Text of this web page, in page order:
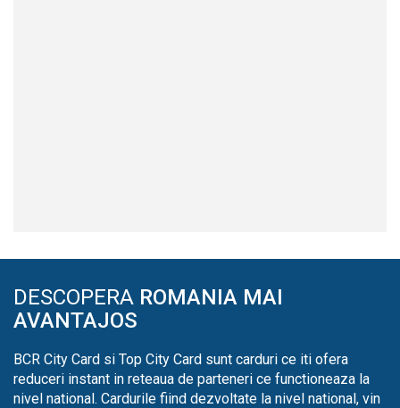
DESCOPERA ROMANIA MAI
AVANTAJOS
BCR City Card si Top City Card sunt carduri ce iti ofera
reduceri instant in reteaua de parteneri ce functioneaza la
nivel national. Cardurile fiind dezvoltate la nivel national, vin